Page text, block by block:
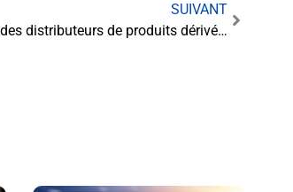
SUIVANT
Les obligations des distributeurs de produits dérivés de cigarette puff en matière de production